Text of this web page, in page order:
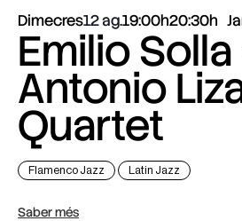
Dimecres12 ag.19:00h20:30h
Emilio Solla
Antonio
Quartet
Flamenco Jazz Latin Jazz
Saber més